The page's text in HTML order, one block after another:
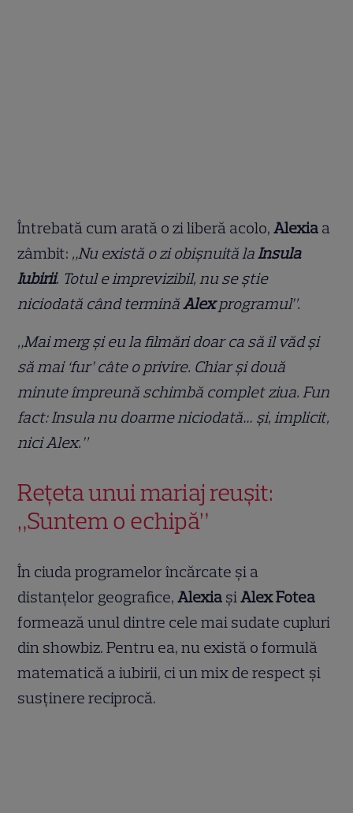
Întrebată cum arată o zi liberă acolo,Alexia a
zâmbit: „Nu există o zi obișnuită laInsula
Iubirii. Totul e imprevizibil, nu se știe
niciodată când terminăAlexprogramul”.
„Mai merg și eu la filmări doar ca să îl văd și
să mai ‘fur’ câte o privire. Chiar și două
minute împreună schimbă complet ziua. Fun
fact: Insula nu doarme niciodată… și, implicit,
nici Alex.”
Rețeta unui mariaj reușit:
„Suntem o echipă”
În ciuda programelor încărcate și a
distanțelor geografice,Alexia șiAlex Fotea
formează unul dintre cele mai sudate cupluri
din showbiz. Pentru ea, nu există o formulă
matematică a iubirii, ci un mix de respect și
susținere reciprocă.